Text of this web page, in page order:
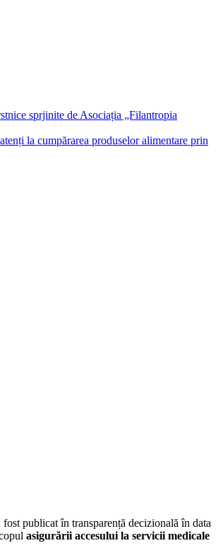
sprjinite de Asociația „Filantropia
la cumpărarea produselor alimentare prin
publicat în transparență decizională în data
asigurării accesului la servicii medicale